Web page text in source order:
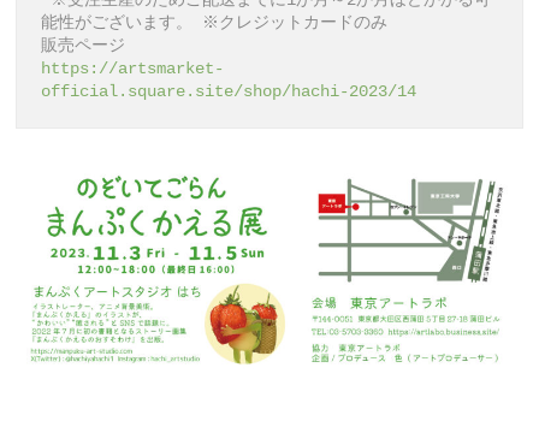
能性がございます。 ※クレジットカードのみ
https://artsmarket-
official.square.site/shop/hachi-2023/14